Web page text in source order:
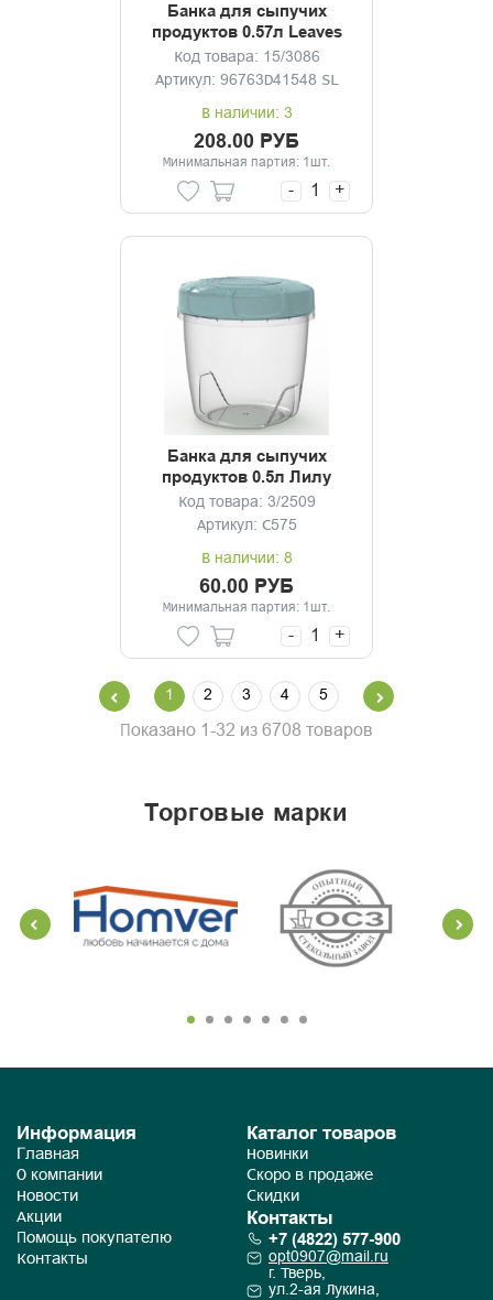
Банка для сыпучих
продуктов 0.57л Leaves
Код товара: 15/3086
Артикул: 96763D41548 SL
В наличии: 3
208.00 РУБ
Минимальная партия: 1шт.
- +
Банка для сыпучих
продуктов 0.5л Лилу
Код товара: 3/2509
Артикул: С575
В наличии: 8
60.00 РУБ
Минимальная партия: 1шт.
- +
1 2 3 4 5
Показано 1-32 из 6708 товаров
торговые марки
Информация
Главная
О компании
Новости
Акции
Помощь покупателю
Контакты
Каталог товаров
Новинки
Скоро в продаже
Скидки
Контакты
+7 (4822) 577-900
opt0907@mail.ru
г. Тверь,
ул.2-ая Лукина,